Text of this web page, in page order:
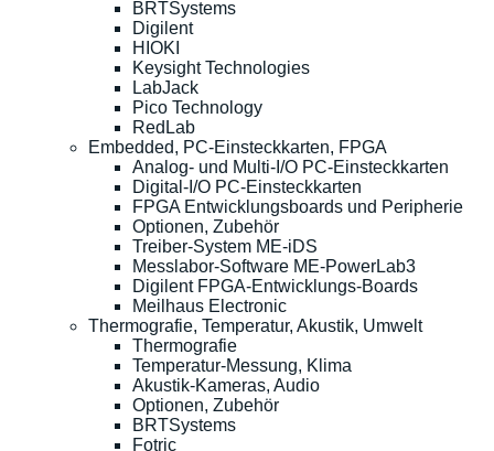
BRTSystems
Digilent
HIOKI
Keysight Technologies
LabJack
Pico Technology
RedLab
Embedded, PC-Einsteckkarten, FPGA
Analog- und Multi-I/O PC-Einsteckkarten
Digital-I/O PC-Einsteckkarten
FPGA Entwicklungsboards und Peripherie
Optionen, Zubehör
Treiber-System ME-iDS
Messlabor-Software ME-PowerLab3
Digilent FPGA-Entwicklungs-Boards
Meilhaus Electronic
Thermografie, Temperatur, Akustik, Umwelt
Thermografie
Temperatur-Messung, Klima
Akustik-Kameras, Audio
Optionen, Zubehör
BRTSystems
Fotric